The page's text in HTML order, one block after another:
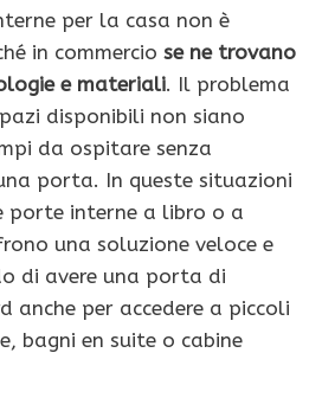
per la casa non è
in commercio se ne trovano
e materiali. Il problema
disponibili non siano
da ospitare senza
porta. In queste situazioni
porte interne a libro o a
una soluzione veloce e
di avere una porta di
anche per accedere a piccoli
bagni en suite o cabine